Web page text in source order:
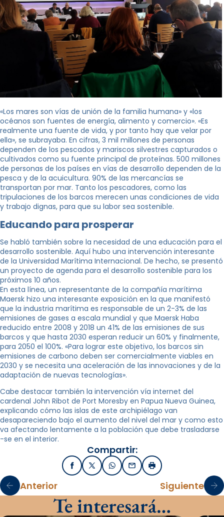
«Los mares son vías de unión de la familia humana» y «los
océanos son fuentes de energía, alimento y comercio». «Es
realmente una fuente de vida, y por tanto hay que velar por
ella», se subrayaba. En cifras, 3 mil millones de personas
dependen de los pescados y mariscos silvestres capturados o
cultivados como su fuente principal de proteínas. 500 millones
de personas de los países en vías de desarrollo dependen de la
pesca y de la acuicultura. 90% de las mercancías se
transportan por mar. Tanto los pescadores, como las
tripulaciones de los barcos merecen unas condiciones de vida
y trabajo dignas, para que su labor sea sostenible.
Educando para prosperar
Se habló también sobre la necesidad de una educación para el
desarrollo sostenible. Aquí hubo una intervención interesante
de la Universidad Marítima Internacional. De hecho, se presentó
un proyecto de agenda para el desarrollo sostenible para los
próximos 10 años.
En esta línea, un representante de la compañía marítima
Maersk hizo una interesante exposición en la que manifestó
que la industria marítima es responsable de un 2-3% de las
emisiones de gases a escala mundial y que Maersk Haba
reducido entre 2008 y 2018 un 41% de las emisiones de sus
barcos y que hasta 2030 esperan reducir un 60% y finalmente,
para 2050 el 100%. «Para lograr este objetivo, los barcos sin
emisiones de carbono deben ser comercialmente viables en
2030 y se necesita una aceleración de las innovaciones y de la
adaptación de nuevas tecnologías».
Cabe destacar también la intervención vía internet del
cardenal John Ribot de Port Moresby en Papua Nueva Guinea,
explicando cómo las islas de este archipiélago van
desapareciendo bajo el aumento del nivel del mar y como esto
va afectando lentamente a la población que debe trasladarse
-se en el interior.
Compartir:
FacebookX / TwitterWhatsApp
EmailImprimir
Anterior Siguiente
Te interesará…